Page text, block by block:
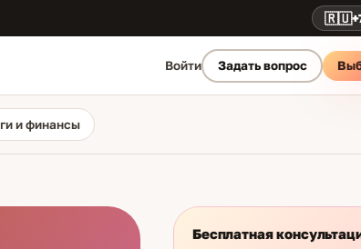
🇷🇺
Войти Задать вопрос
и финансы
Бесплатная